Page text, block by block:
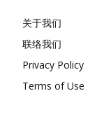
关于我们
联络我们
Privacy Policy
Terms of Use